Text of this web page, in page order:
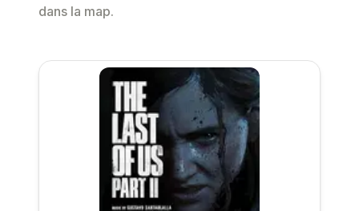
dans la map.